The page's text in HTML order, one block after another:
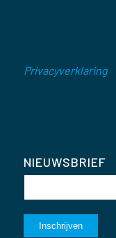
Privacyverklaring
NIEUWSBRIEF